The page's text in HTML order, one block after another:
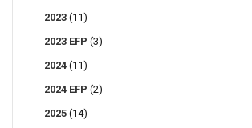
2023 (11)
2023 EFP (3)
2024 (11)
2024 EFP (2)
2025 (14)